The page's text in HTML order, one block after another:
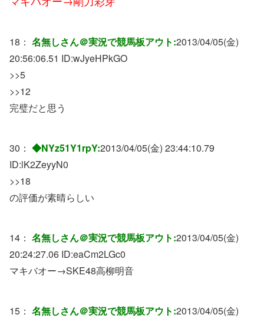
18： 名無しさん＠実況で競馬板アウト:2013/04/05(金)
20:56:06.51 ID:wJyeHPkGO
>>5
>>12
完璧だと思う
30： ◆NYz51Y1rpY:2013/04/05(金) 23:44:10.79
ID:lK2ZeyyN0
>>18
の評価が素晴らしい
14： 名無しさん＠実況で競馬板アウト:2013/04/05(金)
20:24:27.06 ID:eaCm2LGc0
マキバオー→SKE48高柳明音
15： 名無しさん＠実況で競馬板アウト:2013/04/05(金)